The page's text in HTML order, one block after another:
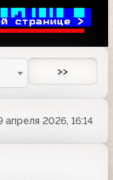
странице >
>>
апреля 2026, 16:14